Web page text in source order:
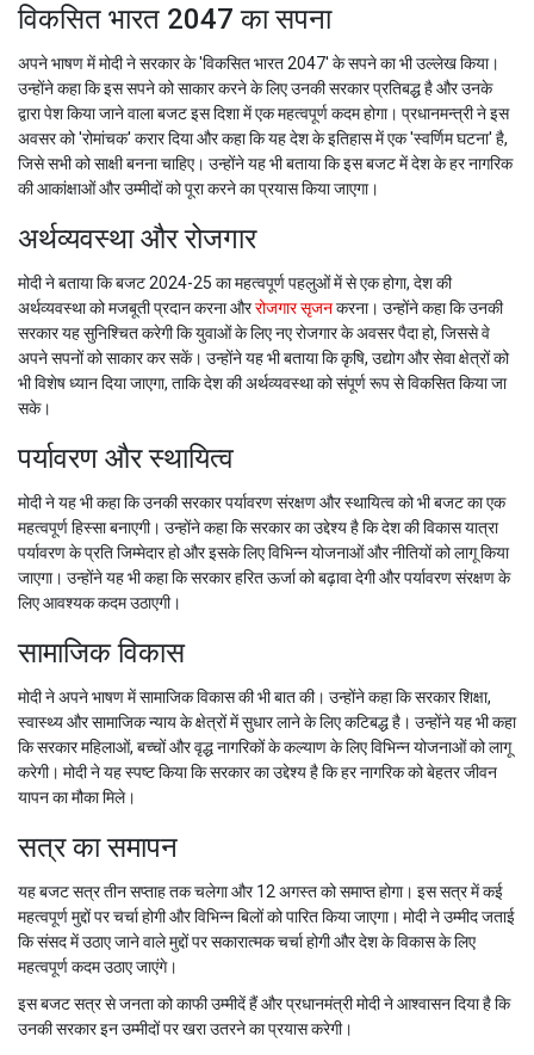
विकसित भारत 2047 का सपना
अपने भाषण में मोदी ने सरकार के 'विकसित भारत 2047' के सपने का भी उल्लेख किया।
उन्होंने कहा कि इस सपने को साकार करने के लिए उनकी सरकार प्रतिबद्ध है और उनके
द्वारा पेश किया जाने वाला बजट इस दिशा में एक महत्वपूर्ण कदम होगा। प्रधानमन्त्री ने इस
अवसर को 'रोमांचक' करार दिया और कहा कि यह देश के इतिहास में एक 'स्वर्णिम घटना' है,
जिसे सभी को साक्षी बनना चाहिए। उन्होंने यह भी बताया कि इस बजट में देश के हर नागरिक
की आकांक्षाओं और उम्मीदों को पूरा करने का प्रयास किया जाएगा।
अर्थव्यवस्था और रोजगार
मोदी ने बताया कि बजट 2024-25 का महत्वपूर्ण पहलुओं में से एक होगा, देश की
अर्थव्यवस्था को मजबूती प्रदान करना औररोजगार सृजनकरना। उन्होंने कहा कि उनकी
सरकार यह सुनिश्चित करेगी कि युवाओं के लिए नए रोजगार के अवसर पैदा हो, जिससे वे
अपने सपनों को साकार कर सकें। उन्होंने यह भी बताया कि कृषि, उद्योग और सेवा क्षेत्रों को
भी विशेष ध्यान दिया जाएगा, ताकि देश की अर्थव्यवस्था को संपूर्ण रूप से विकसित किया जा
सके।
पर्यावरण और स्थायित्व
मोदी ने यह भी कहा कि उनकी सरकार पर्यावरण संरक्षण और स्थायित्व को भी बजट का एक
महत्वपूर्ण हिस्सा बनाएगी। उन्होंने कहा कि सरकार का उद्देश्य है कि देश की विकास यात्रा
पर्यावरण के प्रति जिम्मेदार हो और इसके लिए विभिन्न योजनाओं और नीतियों को लागू किया
जाएगा। उन्होंने यह भी कहा कि सरकार हरित ऊर्जा को बढ़ावा देगी और पर्यावरण संरक्षण के
लिए आवश्यक कदम उठाएगी।
सामाजिक विकास
मोदी ने अपने भाषण में सामाजिक विकास की भी बात की। उन्होंने कहा कि सरकार शिक्षा,
स्वास्थ्य और सामाजिक न्याय के क्षेत्रों में सुधार लाने के लिए कटिबद्ध है। उन्होंने यह भी कहा
कि सरकार महिलाओं, बच्चों और वृद्ध नागरिकों के कल्याण के लिए विभिन्न योजनाओं को लागू
करेगी। मोदी ने यह स्पष्ट किया कि सरकार का उद्देश्य है कि हर नागरिक को बेहतर जीवन
यापन का मौका मिले।
सत्र का समापन
यह बजट सत्र तीन सप्ताह तक चलेगा और 12 अगस्त को समाप्त होगा। इस सत्र में कई
महत्वपूर्ण मुद्दों पर चर्चा होगी और विभिन्न बिलों को पारित किया जाएगा। मोदी ने उम्मीद जताई
कि संसद में उठाए जाने वाले मुद्दों पर सकारात्मक चर्चा होगी और देश के विकास के लिए
महत्वपूर्ण कदम उठाए जाएंगे।
इस बजट सत्र से जनता को काफी उम्मीदें हैं और प्रधानमंत्री मोदी ने आश्वासन दिया है कि
उनकी सरकार इन उम्मीदों पर खरा उतरने का प्रयास करेगी।